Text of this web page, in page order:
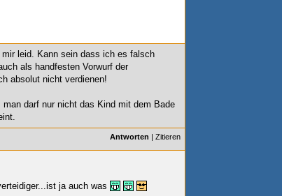
leid. Kann sein dass ich es falsch
als handfesten Vorwurf der
absolut nicht verdienen!
darf nur nicht das Kind mit dem Bade
Antworten | Zitieren
ja auch was